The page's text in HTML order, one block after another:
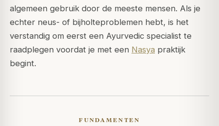
algemeen gebruik door de meeste mensen. Als je
echter neus- of bijholteproblemen hebt, is het
verstandig om eerst een Ayurvedic specialist te
raadplegen voordat je met een Nasya praktijk
begint.
FUNDAMENTEN